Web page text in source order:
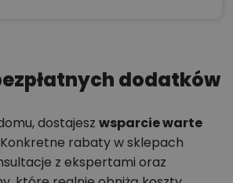
dodatków
dostajesz wsparcie warte
Konkretne rabaty w sklepach
z ekspertami oraz